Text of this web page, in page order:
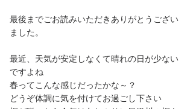
最後までごお読みいただきありがとうござい
ました。
最近、天気が安定しなくて晴れの日が少ない
ですよね
春ってこんな感じだったかな～？
どうぞ体調に気を付けてお過ごし下さい